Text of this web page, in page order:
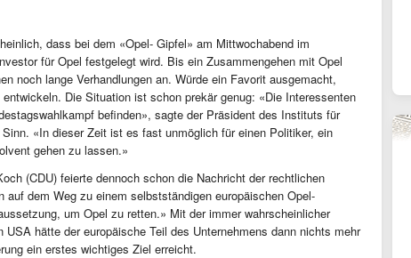
dass bei dem «Opel- Gipfel» am Mittwochabend im
für Opel festgelegt wird. Bis ein Zusammengehen mit Opel
noch lange Verhandlungen an. Würde ein Favorit ausgemacht,
Die Situation ist schon prekär genug: «Die Interessenten
befinden», sagte der Präsident des Instituts für
«In dieser Zeit ist es fast unmöglich für einen Politiker, ein
gehen zu lassen.»
(CDU) feierte dennoch schon die Nachricht der rechtlichen
dem Weg zu einem selbstständigen europäischen Opel-
um Opel zu retten.» Mit der immer wahrscheinlicher
hätte der europäische Teil des Unternehmens dann nichts mehr
ein erstes wichtiges Ziel erreicht.